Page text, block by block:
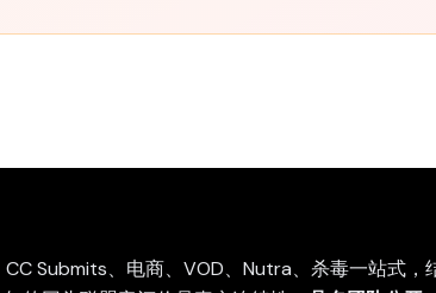
CC Submits、电商、VOD、Nutra、杀毒一站式，